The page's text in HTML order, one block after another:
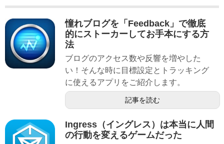
憧れブログを「Feedback」で徹底
的にストーカーしてお手本にする方
法
ブログのアクセス数や反響を増やした
い！そんな時に目標設定とトラッキング
に使えるアプリをご紹介します。
記事を読む
Ingress（イングレス）は本当に人間
の行動を変えるゲームだった